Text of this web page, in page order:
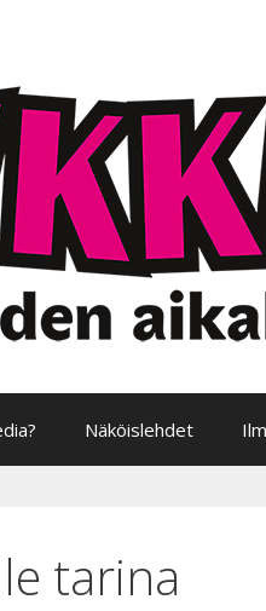
Näköislehdet
tarina